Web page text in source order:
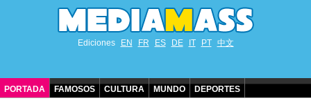
Ediciones EN FR ES DE IT PT 中文
PORTADA FAMOSOS CULTURA MUNDO DEPORTES